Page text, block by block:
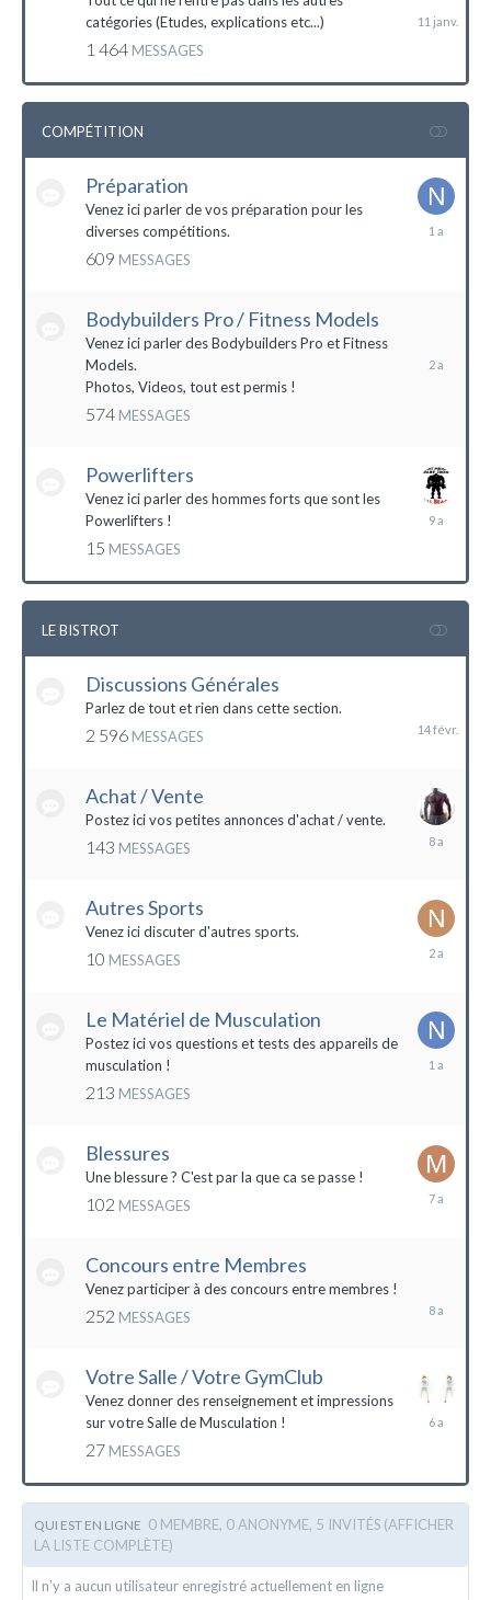
catégories (Etudes, explications etc...)
1 464 MESSAGES
COMPÉTITION
Préparation
Venez ici parler de vos préparation pour les
diverses compétitions.
609 MESSAGES
14
Bodybuilders Pro / Fitness Models
Venez ici parler des Bodybuilders Pro et Fitness
Models.
Photos, Videos, tout est permis !
574 MESSAGES
2021
Powerlifters
Venez ici parler des hommes forts que sont les
Powerlifters !
15 MESSAGES
LE BISTROT
Discussions Générales
Parlez de tout et rien dans cette section.
2 596 MESSAGES
Achat / Vente
Postez ici vos petites annonces d'achat / vente.
143 MESSAGES
Autres Sports
Venez ici discuter d'autres sports.
10 MESSAGES
18
Le Matériel de Musculation
Postez ici vos questions et tests des appareils de
musculation !
213 MESSAGES
Blessures
Une blessure ? C'est par la que ca se passe !
102 MESSAGES
19
Concours entre Membres
Venez participer à des concours entre membres !
252 MESSAGES
2016
Votre Salle / Votre GymClub
Venez donner des renseignement et impressions
sur votre Salle de Musculation !
27 MESSAGES
26
QUI EST EN LIGNE 0 MEMBRE, 0 ANONYME, 5 INVITÉS (AFFICHER
LA LISTE COMPLÈTE)
Il n’y a aucun utilisateur enregistré actuellement en ligne